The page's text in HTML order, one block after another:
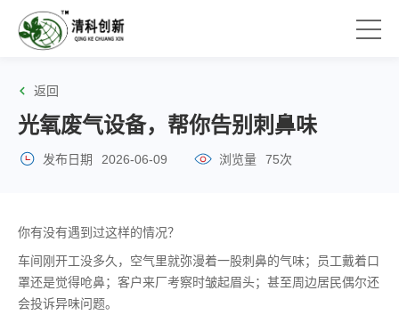
返回
光氧废气设备，帮你告别刺鼻味
发布日期 2026-06-09 浏览量 75次
你有没有遇到过这样的情况？
车间刚开工没多久，空气里就弥漫着一股刺鼻的气味；员工戴着口
罩还是觉得呛鼻；客户来厂考察时皱起眉头；甚至周边居民偶尔还
会投诉异味问题。